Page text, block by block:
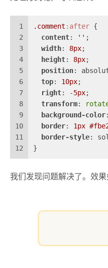
1
2
3
4
5
6
7
8
9
10
11
12
.comment :after {
content: '' ;
width: 8px;
height: 8px;
position:
top: 10px;
right: -5px;
transform:
background-color
border: 1px
border-style:
}
我们发现问题解决了。效果